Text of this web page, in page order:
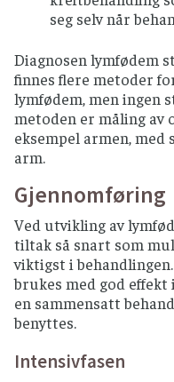
klaffeløse
Bandasjering
behandling for å få
Etter at hevelsen
Klinisk erfaring og
er det viktigste
viktig å få tilpasset
armen eller benet.
kan også hanske
vevstrykket.
lengst ute og lavest
seg selv når
Diagnosen lymfødem
finnes flere metoder
lymfødem, men ingen
metoden er måling av
eksempel armen,
arm.
Gjennomføring
Ved utvikling av
tiltak så snart som
viktigst i
brukes med god
en sammensatt
benyttes.
Intensivfasen